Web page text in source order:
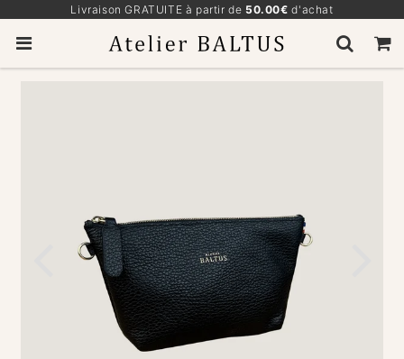
Livraison GRATUITE à partir de 50.00€ d'achat